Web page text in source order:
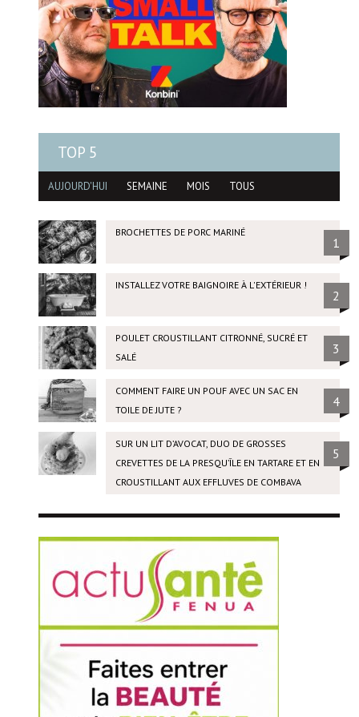
TOP 5
AUJOURD'HUI SEMAINE MOIS TOUS
BROCHETTES DE PORC MARINÉ
1
INSTALLEZ VOTRE BAIGNOIRE À L'EXTÉRIEUR !
2
POULET CROUSTILLANT CITRONNÉ, SUCRÉ ET
SALÉ
3
COMMENT FAIRE UN POUF AVEC UN SAC EN
TOILE DE JUTE ?
4
SUR UN LIT D’AVOCAT, DUO DE GROSSES
CREVETTES DE LA PRESQU’ÎLE EN TARTARE ET EN
CROUSTILLANT AUX EFFLUVES DE COMBAVA
5